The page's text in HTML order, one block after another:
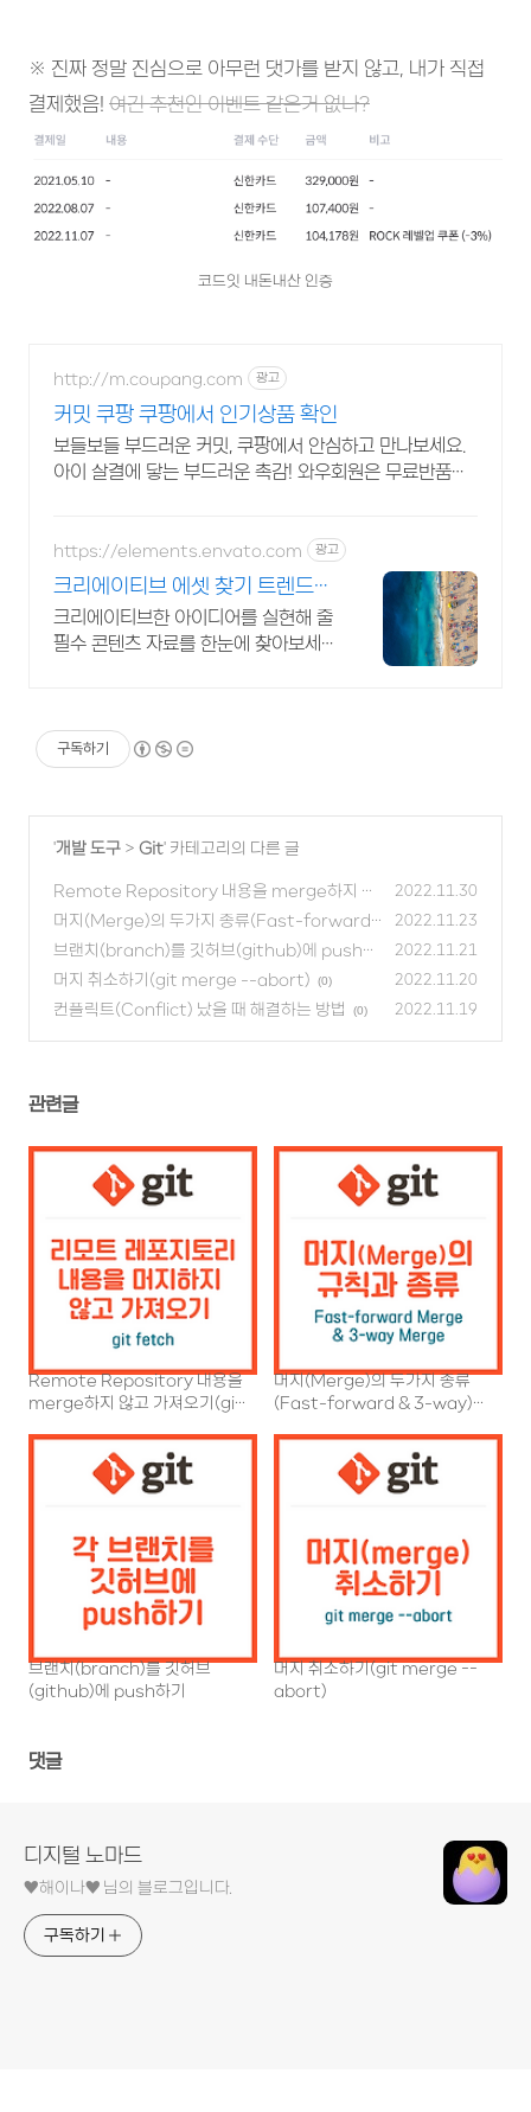
※ 진짜 정말 진심으로 아무런 댓가를 받지 않고, 내가 직접
결제했음! 여긴 추천인 이벤트 같은거 없나?
코드잇 내돈내산 인증
http://m.coupang.com 광고
커밋 쿠팡 쿠팡에서 인기상품 확인
보들보들 부드러운 커밋, 쿠팡에서 안심하고 만나보세요.
아이 살결에 닿는 부드러운 촉감! 와우회원은 무료반품으
https://elements.envato.com 광고
크리에이티브 에셋 찾기 트렌드를
이끄는 인기 콘텐츠
크리에이티브한 아이디어를 실현해 줄
필수 콘텐츠 자료를 한눈에 찾아보세
구독하기
'개발 도구 > Git' 카테고리의 다른 글
Remote Repository 내용을 merge하지 않
고 가져오기(git fetch)
(0)
2022.11.30
머지(Merge)의 두가지 종류(Fast-forward
& 3-way)와 규칙
(0)
2022.11.23
브랜치(branch)를 깃허브(github)에 push하
기
(0)
2022.11.21
머지 취소하기(git merge --abort) (0) 2022.11.20
컨플릭트(Conflict) 났을 때 해결하는 방법 (0) 2022.11.19
관련글
Remote Repository 내용을
merge하지 않고 가져오기(git
머지(Merge)의 두가지 종류
(Fast-forward & 3-way)와
브랜치(branch)를 깃허브
(github)에 push하기
머지 취소하기(git merge --
abort)
댓글
디지털 노마드
♥︎해이나♥︎ 님의 블로그입니다.
구독하기